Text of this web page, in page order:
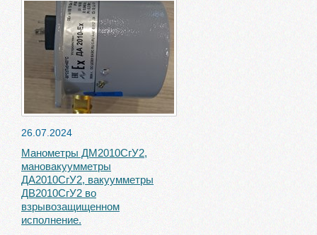
26.07.2024
Манометры ДМ2010СгУ2,
мановакуумметры
ДА2010СгУ2, вакуумметры
ДВ2010СгУ2 во
взрывозащищенном
исполнение.